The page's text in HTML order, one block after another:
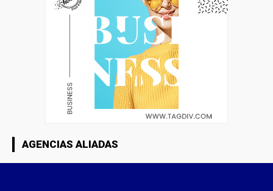
AGENCIAS ALIADAS